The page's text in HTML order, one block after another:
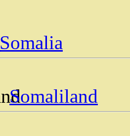
Somalia
Somaliland